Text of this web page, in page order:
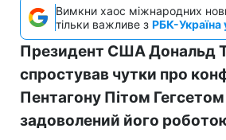
Вимкни хаос міжнародних
тільки важливе з РБК-Україна
Президент США Дональд
спростував чутки про
Пентагону Пітом
задоволений його